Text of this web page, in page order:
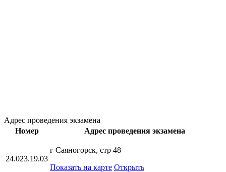
Адрес проведения экзамена
Номер
Адрес проведения экзамена
24.023.19.03
г Саяногорск, стр 48
Показать на карте Открыть